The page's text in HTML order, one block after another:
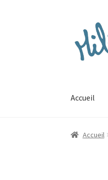
navigation
au
contenu
Accueil
Accueil